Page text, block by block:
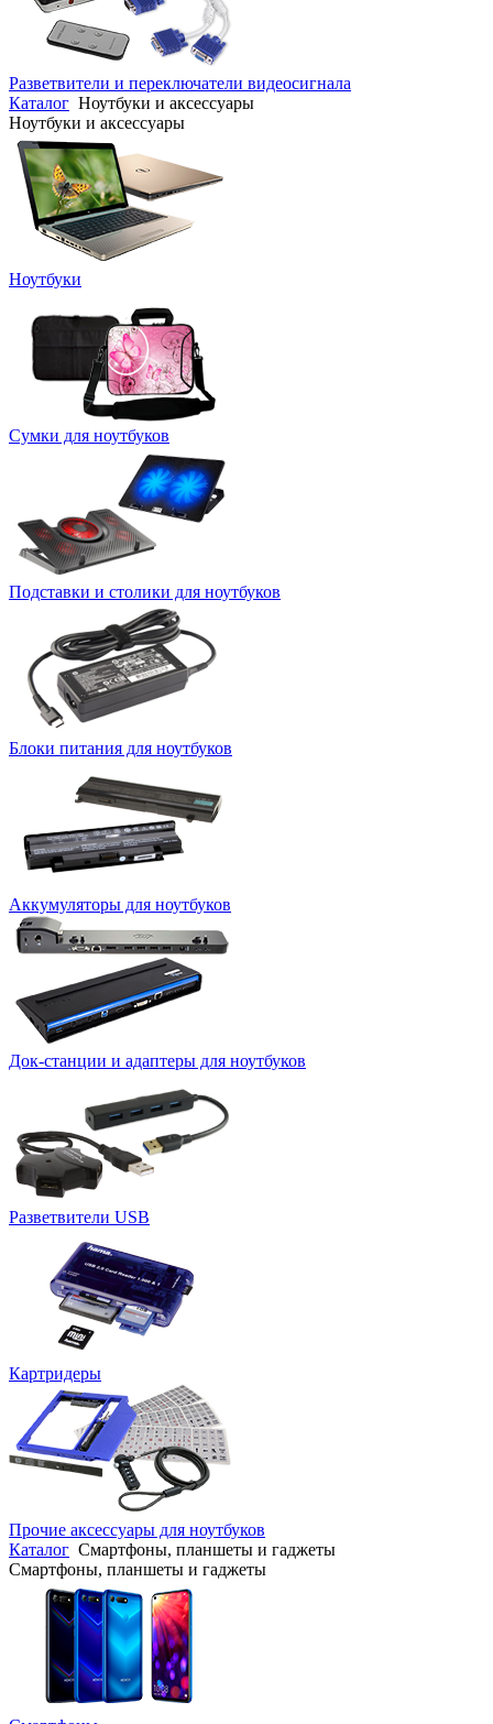
Разветвители и переключатели видеосигнала
Каталог Ноутбуки и аксессуары
Ноутбуки и аксессуары
Ноутбуки
Сумки для ноутбуков
Подставки и столики для ноутбуков
Блоки питания для ноутбуков
Аккумуляторы для ноутбуков
Док-станции и адаптеры для ноутбуков
Разветвители USB
Картридеры
Прочие аксессуары для ноутбуков
Каталог Смартфоны, планшеты и гаджеты
Смартфоны, планшеты и гаджеты